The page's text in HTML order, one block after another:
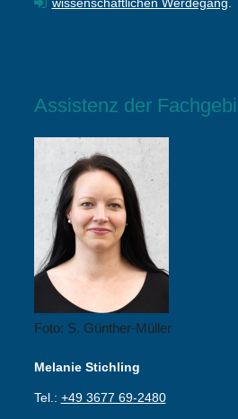
Assistenz der
Foto: S. Günther-Müller
Melanie Stichling
Tel.: +49 3677 69-2480